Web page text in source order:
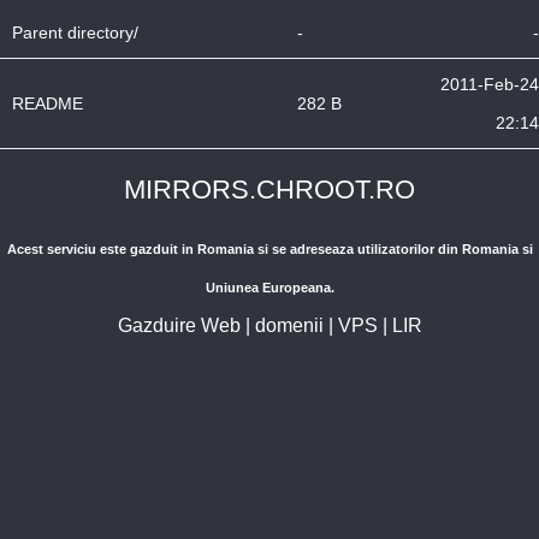
Parent directory/ - -
README 282 B
2011-Feb-24
22:14
MIRRORS.CHROOT.RO
Acest serviciu este gazduit in Romania si se adreseaza utilizatorilor din Romania si
Uniunea Europeana.
Gazduire Web| domenii VPS LIR